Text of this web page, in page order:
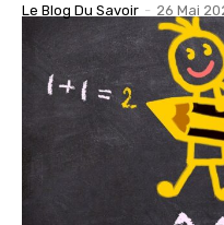
Le Blog Du Savoir - 26 Mai